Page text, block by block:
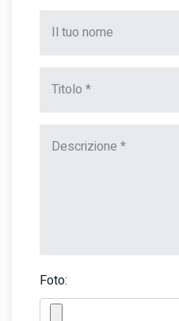
Foto: